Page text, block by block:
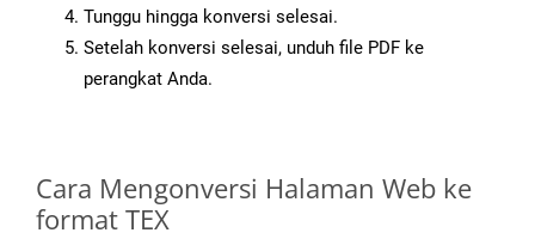
Tunggu hingga konversi selesai.
Setelah konversi selesai, unduh file PDF ke
perangkat Anda.
Cara Mengonversi Halaman Web ke
format TEX